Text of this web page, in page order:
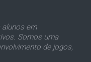
em
Somos uma
de jogos,